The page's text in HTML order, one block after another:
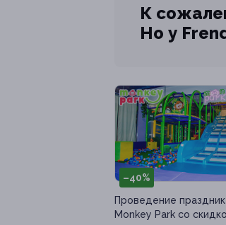
К
Но у
–40%
Проведение
Monkey Park со